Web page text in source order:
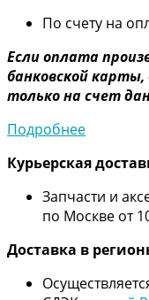
По счету на
Если оплата
банковской
только на счет
Подробнее
Курьерская
Запчасти и
по Москве от
Доставка в